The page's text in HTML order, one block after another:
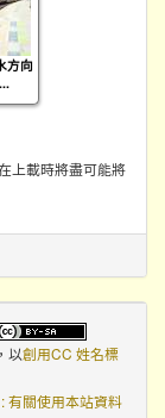
方向
上載時將盡可能將
以創用CC 姓名標
有關使用本站資料